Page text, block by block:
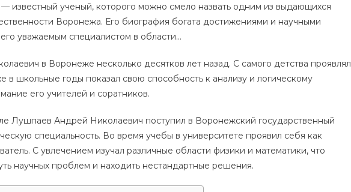
ученый, которого можно смело назвать одним из выдающихся
Воронежа. Его биография богата достижениями и научными
уважаемым специалистом в области…
в Воронеже несколько десятков лет назад. С самого детства проявлял
в школьные годы показал свою способность к анализу и логическому
его учителей и соратников.
Лушпаев Андрей Николаевич поступил в Воронежский государственный
специальность. Во время учебы в университете проявил себя как
С увлечением изучал различные области физики и математики, что
научных проблем и находить нестандартные решения.